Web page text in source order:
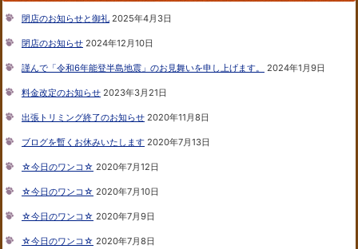
閉店のお知らせと御礼 2025年4月3日
閉店のお知らせ 2024年12月10日
謹んで「令和6年能登半島地震」のお見舞いを申し上げます。 2024年1月9日
料金改定のお知らせ 2023年3月21日
出張トリミング終了のお知らせ 2020年11月8日
ブログを暫くお休みいたします 2020年7月13日
☆今日のワンコ☆ 2020年7月12日
☆今日のワンコ☆ 2020年7月10日
☆今日のワンコ☆ 2020年7月9日
☆今日のワンコ☆ 2020年7月8日